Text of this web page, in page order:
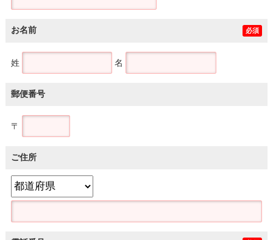
お名前 必須
姓 名
郵便番号
〒
ご住所